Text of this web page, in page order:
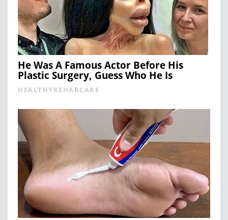
He Was A Famous Actor Before His
Plastic Surgery, Guess Who He Is
HEALTHYREHABCARE